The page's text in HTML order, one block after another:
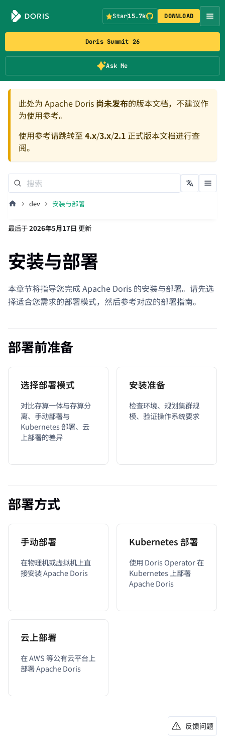
Doris Summit 26
Ask Me
Star15.7k DOWNLOAD
此处为 Apache Doris 尚未发布的版本文档，不建议作
为使用参考。
使用参考请跳转至 4.x/3.x/2.1正式版本文档进行查
阅。
dev 安装与部署
最后于2026年5月17日 更新
安装与部署
本章节将指导您完成 Apache Doris 的安装与部署。请先选
择适合您需求的部署模式，然后参考对应的部署指南。
部署前准备
选择部署模式
对比存算一体与存算分
离、手动部署与
Kubernetes 部署、云
上部署的差异
安装准备
检查环境、规划集群规
模、验证操作系统要求
部署方式
手动部署
在物理机或虚拟机上直
接安装 Apache Doris
Kubernetes 部署
使用 Doris Operator 在
Kubernetes 上部署
Apache Doris
云上部署
在 AWS 等公有云平台上
部署 Apache Doris
反馈问题